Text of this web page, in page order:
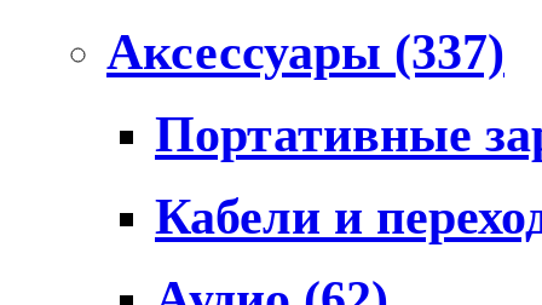
Аксессуары (337)
Портативные
Кабели и